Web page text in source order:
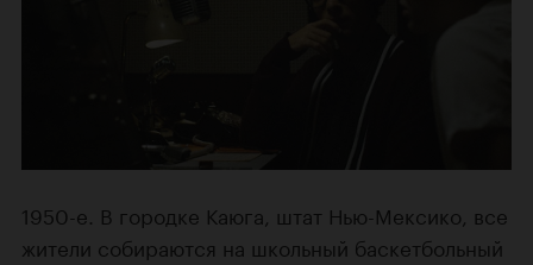
1950-е. В городке Каюга, штат Нью-Мексико, все
жители собираются на школьный баскетбольный